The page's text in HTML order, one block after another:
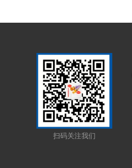
扫码关注我们